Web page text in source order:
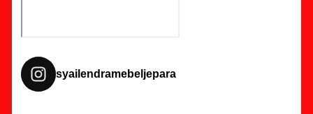
syailendramebeljepara